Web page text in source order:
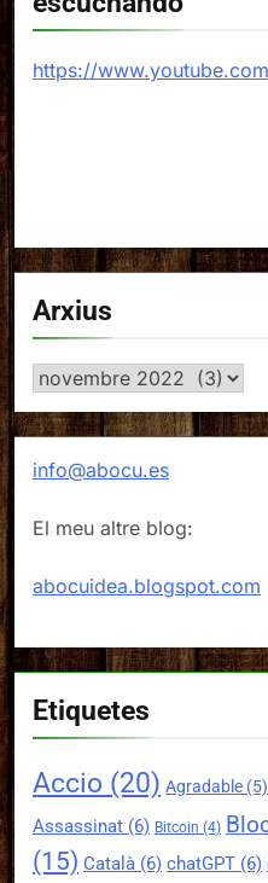
https://
Arxius
Arxius
info@abocu.es
El meu altre blog:
abocuidea.blogspot.com
Etiquetes
Accio (20) Agradable (5)
Assassinat (6) Bitcoin (4)
(15) Català (6) chatGPT (6)